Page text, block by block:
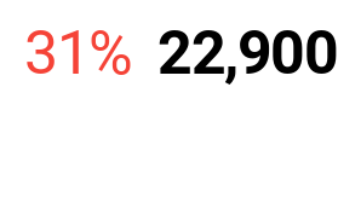
31% 22,900